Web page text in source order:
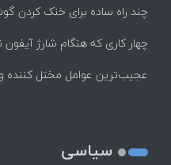
چند راه‌ ساده برای خنک کردن
چهار کاری که هنگام شارژ آیفون
عجیب‌ترین عوامل مختل کننده
سیاسی